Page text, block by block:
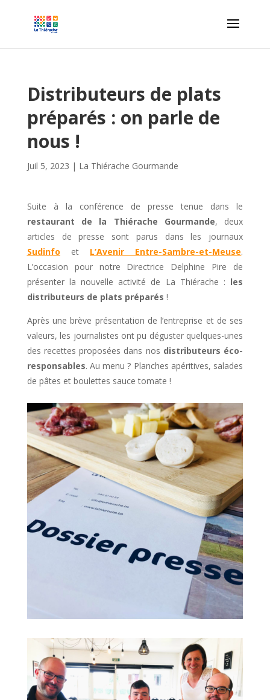
Distributeurs de plats
préparés : on parle de
nous !
Juil 5, 2023 | La Thiérache Gourmande
Suite à la conférence de presse tenue dans le
restaurant de la Thiérache Gourmande, deux
articles de presse sont parus dans les journaux
Sudinfo et L’Avenir Entre-Sambre-et-Meuse.
L’occasion pour notre Directrice Delphine Pire de
présenter la nouvelle activité de La Thiérache : les
distributeurs de plats préparés !
Après une brève présentation de l’entreprise et de ses
valeurs, les journalistes ont pu déguster quelques-unes
des recettes proposées dans nos distributeurs éco-
responsables. Au menu ? Planches apéritives, salades
de pâtes et boulettes sauce tomate !